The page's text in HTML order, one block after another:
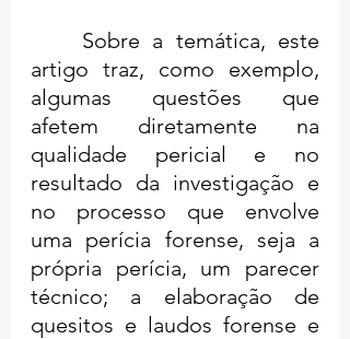
artigo traz, como exemplo,
algumas questões que
afetem diretamente na
qualidade pericial e no
resultado da investigação e
no processo que envolve
uma perícia forense, seja a
própria perícia, um parecer
técnico; a elaboração de
quesitos e laudos forense e